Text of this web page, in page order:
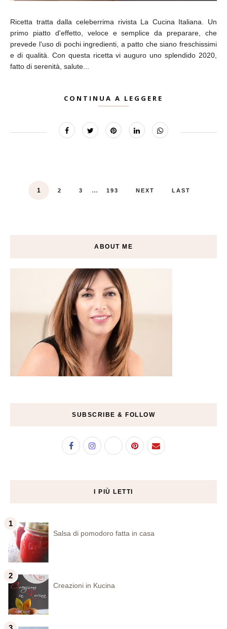
Ricetta tratta dalla celeberrima rivista La Cucina Italiana. Un
primo piatto d'effetto, veloce e semplice da preparare, che
prevede l'uso di pochi ingredienti, a patto che siano freschissimi
e di qualità. Con questa ricetta vi auguro uno splendido 2020,
fatto di serenità, salute...
CONTINUA A LEGGERE
1 2 3 ... 193 NEXT LAST
ABOUT ME
SUBSCRIBE & FOLLOW
I PIÙ LETTI
Salsa di pomodoro fatta in casa
Creazioni in Kucina